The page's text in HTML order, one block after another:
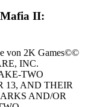
Mafia II:
von 2K Games©©
INC.
TWO
13, AND THEIR
AND/OR